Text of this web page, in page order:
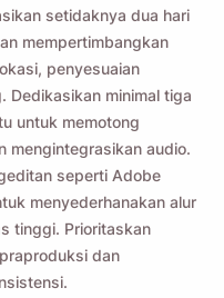
setidaknya dua hari
mempertimbangkan
penyesuaian
Dedikasikan minimal tiga
untuk memotong
mengintegrasikan audio.
seperti Adobe
menyederhanakan alur
tinggi. Prioritaskan
dan